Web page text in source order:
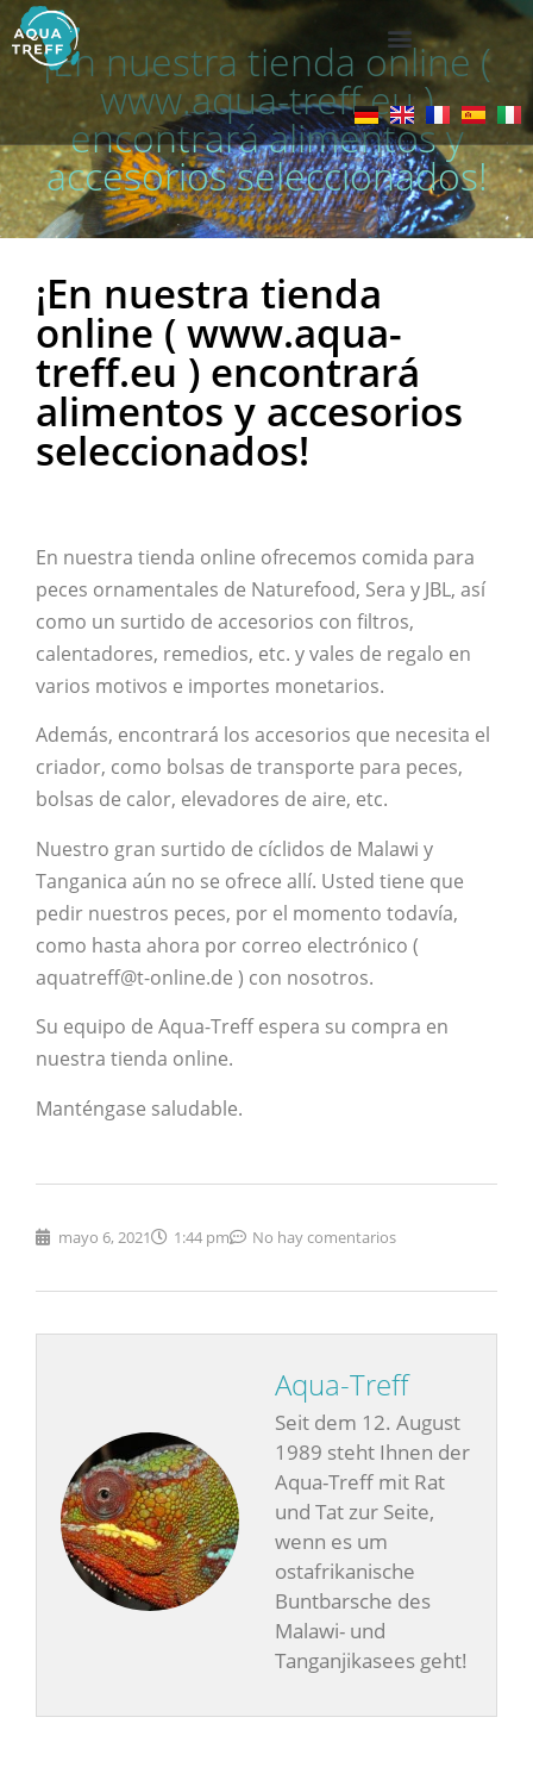
¡En nuestra tienda online (
www.aqua-treff.eu )
encontrará alimentos y
accesorios seleccionados!
¡En nuestra tienda
online ( www.aqua-
treff.eu ) encontrará
alimentos y accesorios
seleccionados!
En nuestra tienda online ofrecemos comida para
peces ornamentales de Naturefood, Sera y JBL, así
como un surtido de accesorios con filtros,
calentadores, remedios, etc. y vales de regalo en
varios motivos e importes monetarios.
Además, encontrará los accesorios que necesita el
criador, como bolsas de transporte para peces,
bolsas de calor, elevadores de aire, etc.
Nuestro gran surtido de cíclidos de Malawi y
Tanganica aún no se ofrece allí. Usted tiene que
pedir nuestros peces, por el momento todavía,
como hasta ahora por correo electrónico (
aquatreff@t-online.de ) con nosotros.
Su equipo de Aqua-Treff espera su compra en
nuestra tienda online.
Manténgase saludable.
mayo 6, 2021 1:44 pm No hay comentarios
Aqua-Treff
Seit dem 12. August
1989 steht Ihnen der
Aqua-Treff mit Rat
und Tat zur Seite,
wenn es um
ostafrikanische
Buntbarsche des
Malawi- und
Tanganjikasees geht!